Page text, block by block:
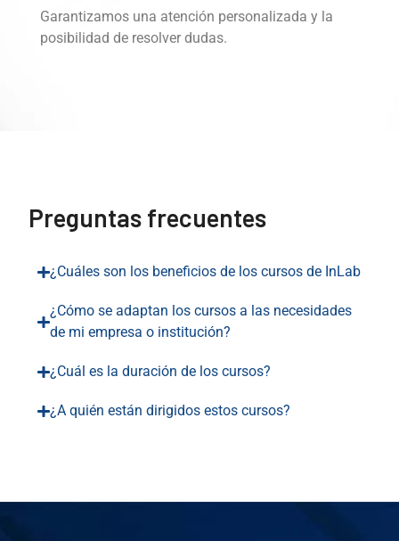
Garantizamos una atención personalizada y la
posibilidad de resolver dudas.
Preguntas frecuentes
¿Cuáles son los beneficios de los cursos de InLab
¿Cómo se adaptan los cursos a las necesidades
de mi empresa o institución?
¿Cuál es la duración de los cursos?
¿A quién están dirigidos estos cursos?